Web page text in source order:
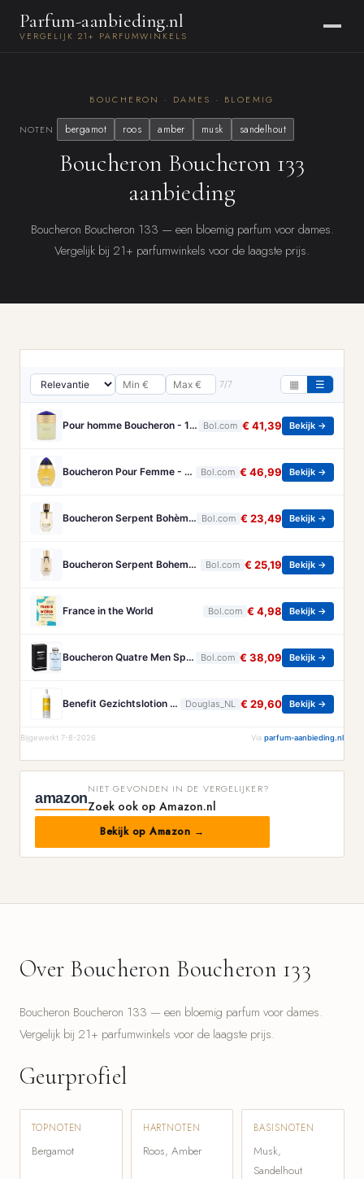
Parfum-aanbieding.nl
VERGELIJK 21+ PARFUMWINKELS
BOUCHERON · DAMES · BLOEMIG
NOTEN bergamot roos amber musk sandelhout
Boucheron Boucheron 133
aanbieding
Boucheron Boucheron 133 — een bloemig parfum voor dames.
Vergelijk bij 21+ parfumwinkels voor de laagste prijs.
7/7 ▦ ☰
Pour homme Boucheron - 100 ml - Eau de parfum Bol.com € 41,39 Bekijk →
Boucheron Pour Femme - 100ml - Eau de toilette Bol.com € 46,99 Bekijk →
Boucheron Serpent Bohème Eau de Parfum 50 ml Bol.com € 23,49 Bekijk →
Boucheron Serpent Boheme Eau de parfum spray 30 ml Bol.com € 25,19 Bekijk →
France in the World Bol.com € 4,98 Bekijk →
Boucheron Quatre Men Spray - 100 ml - Eau De Toilette Bol.com € 38,09 Bekijk →
Benefit Gezichtslotion The POREfessional Gezichtstoner Unisex 133ml Douglas_NL € 29,60 Bekijk →
Bijgewerkt 7-8-2026 Via parfum-aanbieding.nl
amazon
NIET GEVONDEN IN DE VERGELIJKER?
Zoek ook op Amazon.nl
Bekijk op Amazon →
Over Boucheron Boucheron 133
Boucheron Boucheron 133 — een bloemig parfum voor dames.
Vergelijk bij 21+ parfumwinkels voor de laagste prijs.
Geurprofiel
TOPNOTEN
Bergamot
HARTNOTEN
Roos, Amber
BASISNOTEN
Musk,
Sandelhout